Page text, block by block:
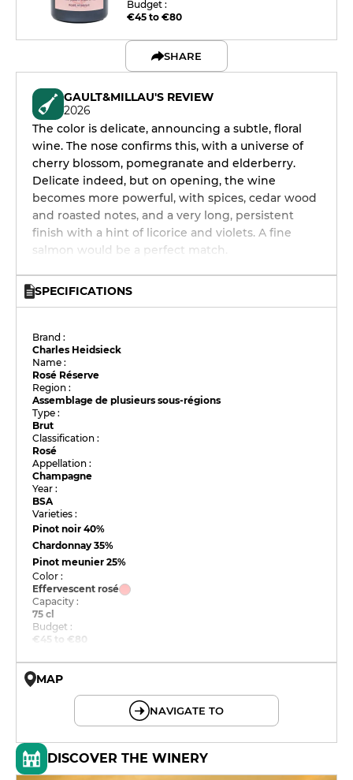
Budget :
€45 to €80
SHARE
GAULT&MILLAU'S REVIEW
2026
The color is delicate, announcing a subtle, floral
wine. The nose confirms this, with a universe of
cherry blossom, pomegranate and elderberry.
Delicate indeed, but on opening, the wine
becomes more powerful, with spices, cedar wood
and roasted notes, and a very long, persistent
finish with a hint of licorice and violets. A fine
salmon would be a perfect match.
SPECIFICATIONS
Brand :
Charles Heidsieck
Name :
Rosé Réserve
Region :
Assemblage de plusieurs sous-régions
Type :
Brut
Classification :
Rosé
Appellation :
Champagne
Year :
BSA
Varieties :
Pinot noir40%
Chardonnay35%
Pinot meunier25%
Color :
Effervescent rosé
Capacity :
75 cl
Budget :
€45 to €80
MAP
NAVIGATE TO
DISCOVER THE WINERY